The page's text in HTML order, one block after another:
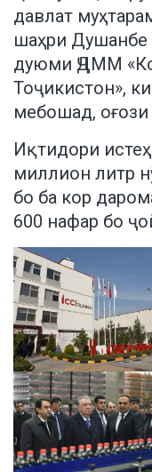
давлат
шаҳри Душанбе
дуюми ҶДММ
Тоҷикистон»,
мебошад,
Иқтидори
миллион литр
бо ба кор
600 нафар бо